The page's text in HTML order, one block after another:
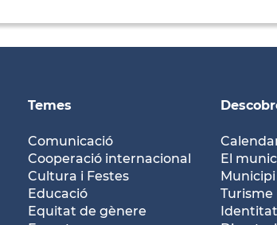
Temes
Comunicació
Cooperació internacional
Cultura i Festes
Educació
Equitat de gènere
El
Municipi
Turisme